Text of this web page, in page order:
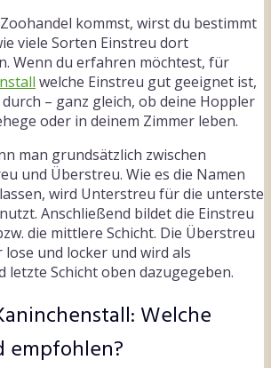
kommst, wirst du bestimmt
viele Sorten Einstreu dort
Wenn du erfahren möchtest, für
welche Einstreu gut geeignet ist,
– ganz gleich, ob deine Hoppler
oder in deinem Zimmer leben.
man grundsätzlich zwischen
und Überstreu. Wie es die Namen
wird Unterstreu für die unterste
Anschließend bildet die Einstreu
die mittlere Schicht. Die Überstreu
und locker und wird als
letzte Schicht oben dazugegeben.
Welche
empfohlen?